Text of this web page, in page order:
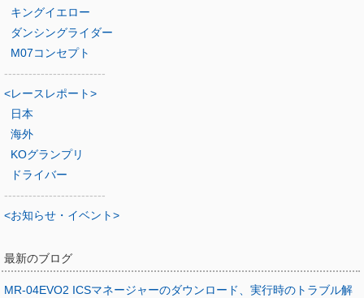
キングイエロー
ダンシングライダー
M07コンセプト
-------------------------
<レースレポート>
日本
海外
KOグランプリ
ドライバー
-------------------------
<お知らせ・イベント>
最新のブログ
MR-04EVO2 ICSマネージャーのダウンロード、実行時のトラブル解